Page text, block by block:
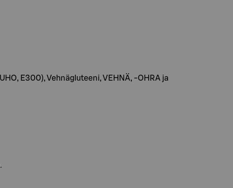
E300), Vehnägluteeni, VEHNÄ, -OHRA ja